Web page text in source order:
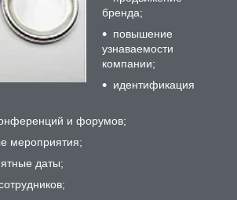
бренда;
повышение
узнаваемости
компании;
идентификация
и форумов;
мероприятия;
даты;